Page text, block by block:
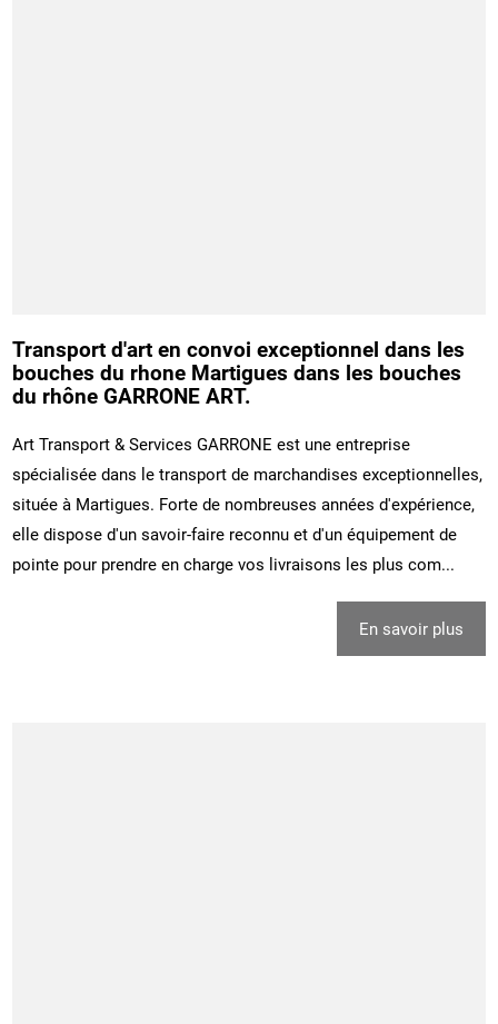
Transport d'art en convoi exceptionnel dans les
bouches du rhone Martigues dans les bouches
du rhône GARRONE ART.
Art Transport & Services GARRONE est une entreprise
spécialisée dans le transport de marchandises exceptionnelles,
située à Martigues. Forte de nombreuses années d'expérience,
elle dispose d'un savoir-faire reconnu et d'un équipement de
pointe pour prendre en charge vos livraisons les plus com...
En savoir plus